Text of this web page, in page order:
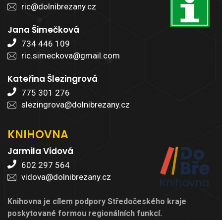
ric@dolnibrezany.cz
Jana Šimečková
734 446 109
ric.simeckova@gmail.com
Kateřina Šlezingrová
775 301 276
slezingrova@dolnibrezany.cz
KNIHOVNA
Jarmila Vidová
602 297 564
vidova@dolnibrezany.cz
Knihovna je cílem podpory Středočeského kraje
poskytované formou regionálních funkcí.